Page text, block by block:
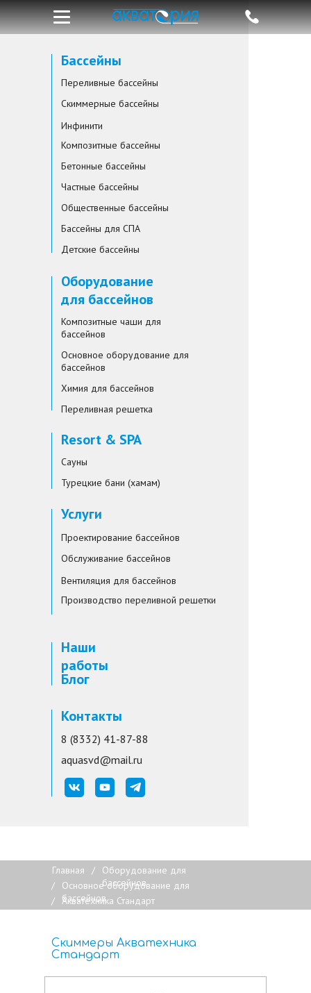
Бассейны
Переливные бассейны
Скиммерные бассейны
Инфинити
Композитные бассейны
Бетонные бассейны
Частные бассейны
Общественные бассейны
Бассейны для СПА
Детские бассейны
Оборудование
для бассейнов
Композитные чаши для
бассейнов
Основное оборудование для
бассейнов
Химия для бассейнов
Переливная решетка
Resort & SPA
Сауны
Турецкие бани (хамам)
Услуги
Проектирование бассейнов
Обслуживание бассейнов
Вентиляция для бассейнов
Производство переливной решетки
Наши
работы
Блог
Контакты
8 (8332) 41-87-88
aquasvd@mail.ru
Главная
Оборудование для
бассейнов
/
Основное оборудование для
бассейнов
/
Акватехника Стандарт
/
Скиммеры Акватехника
Стандарт